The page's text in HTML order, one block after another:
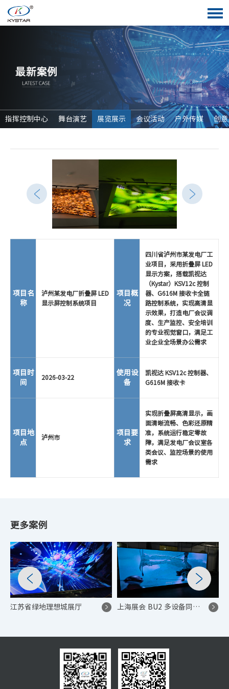
指挥控制中心 舞台演艺 展览展示 会议活动 户外传媒 创
项目名
称
泸州某发电厂折叠屏 LED
显示屏控制系统项目
项目概
况
四川省泸州市某发电厂工
业项目，采用折叠屏 LED
显示方案，搭载凯视达
（Kystar）KSV12c 控制
器、G616M 接收卡全链
路控制系统，实现高清显
示效果，打造电厂会议调
度、生产监控、安全培训
的专业视觉窗口，满足工
业企业全场景办公需求
项目时
间
2026-03-22
使用设
备
凯视达 KSV12c 控制器、
G616M 接收卡
项目地
点
泸州市
项目要
求
实现折叠屏高清显示，画
面清晰流畅、色彩还原精
准，系统运行稳定零故
障，满足发电厂会议室各
类会议、监控场景的使用
需求
更多案例
江苏省绿地理想城展厅 上海展会 BU2 多设备同步拼接海报 LED 大屏项目